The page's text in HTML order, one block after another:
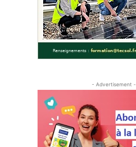
- Advertisement -